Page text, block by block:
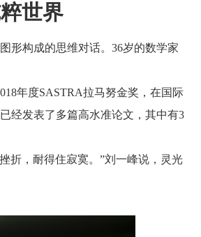
世界
形构成的思维对话。 36岁的数学家
年度SASTRA拉马努金奖，在国际
经发表了多篇高水准论文，其中有3
，耐得住寂寞。”刘一峰说，灵光